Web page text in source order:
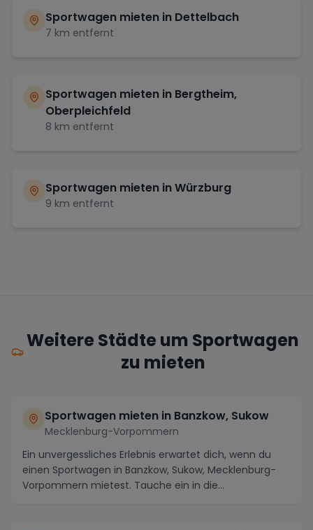
Sportwagen mieten in Dettelbach
7 km entfernt
Sportwagen mieten in Bergtheim,
Oberpleichfeld
8 km entfernt
Sportwagen mieten inWürzburg
9 km entfernt
Weitere Städte um Sportwagen
zu mieten
Sportwagen mieten in Banzkow, Sukow
Mecklenburg-Vorpommern
Ein unvergessliches Erlebnis erwartet dich, wenn du
einen Sportwagen in Banzkow, Sukow, Mecklenburg-
Vorpommern mietest. Tauche ein in die